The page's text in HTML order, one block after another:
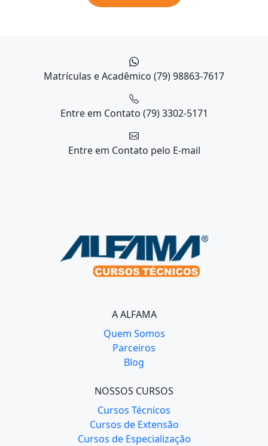
Matrículas e Acadêmico (79) 98863-7617
Entre em Contato (79) 3302-5171
Entre em Contato pelo E-mail
A ALFAMA
Quem Somos
Parceiros
Blog
NOSSOS CURSOS
Cursos Técnicos
Cursos de Extensão
Cursos de Especialização